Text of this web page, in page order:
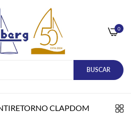
BUSCAR
0
CLAPDOM